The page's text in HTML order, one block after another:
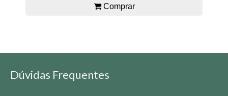
Comprar
Dúvidas Frequentes